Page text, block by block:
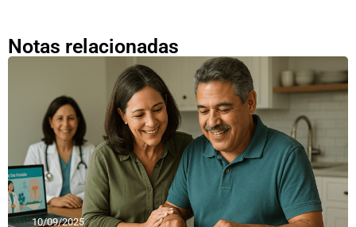
Notas relacionadas
10/09/2025